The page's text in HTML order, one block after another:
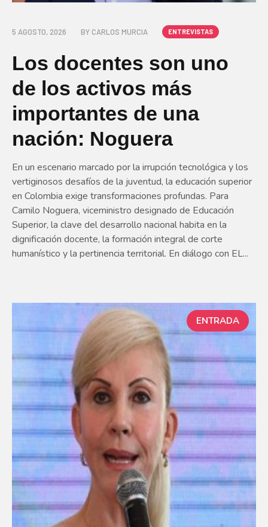
5 AGOSTO, 2026 BY CARLOS MURCIA ENTREVISTAS
Los docentes son uno
de los activos más
importantes de una
nación: Noguera
En un escenario marcado por la irrupción tecnológica y los
vertiginosos desafíos de la juventud, la educación superior
en Colombia exige transformaciones profundas. Para
Camilo Noguera, viceministro designado de Educación
Superior, la clave del desarrollo nacional habita en la
dignificación docente, la formación integral de corte
humanístico y la pertinencia territorial. En diálogo con EL...
ENTRADA